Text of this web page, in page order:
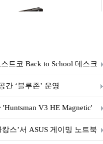
트코 Back to School 데스크
간 ‘블루존’ 운영
V3 HE Magnetic'
스’서 ASUS 게이밍 노트북